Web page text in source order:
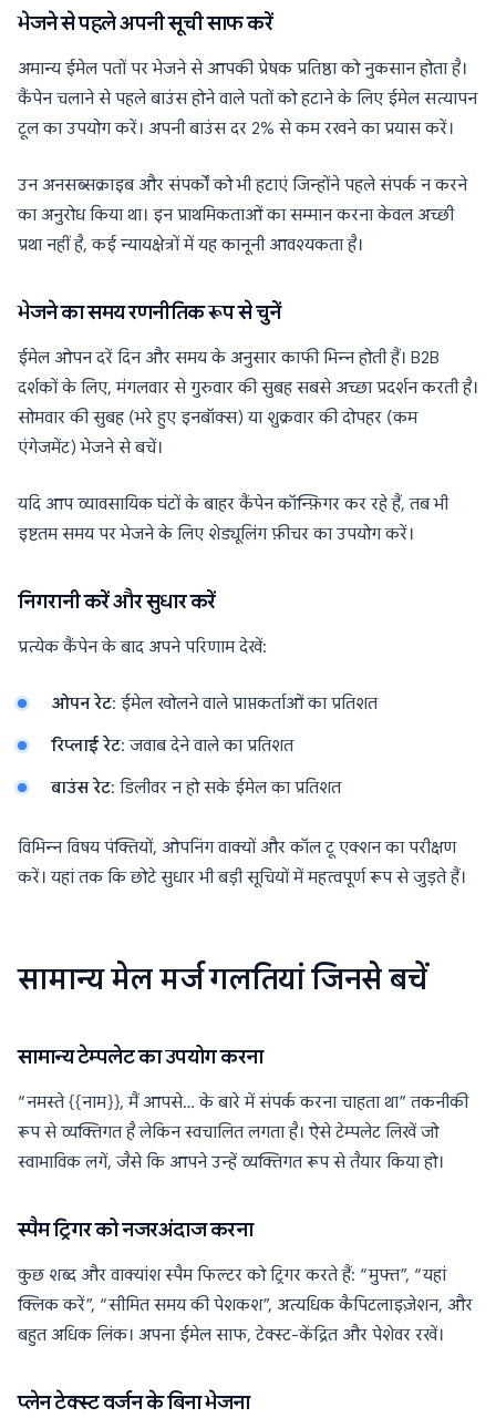
भेजने से पहले अपनी सूची साफ करें
अमान्य ईमेल पतों पर भेजने से आपकी प्रेषक प्रतिष्ठा को नुकसान होता है।
कैंपेन चलाने से पहले बाउंस होने वाले पतों को हटाने के लिए ईमेल सत्यापन
टूल का उपयोग करें। अपनी बाउंस दर 2% से कम रखने का प्रयास करें।
उन अनसब्सक्राइब और संपर्कों को भी हटाएं जिन्होंने पहले संपर्क न करने
का अनुरोध किया था। इन प्राथमिकताओं का सम्मान करना केवल अच्छी
प्रथा नहीं है, कई न्यायक्षेत्रों में यह कानूनी आवश्यकता है।
भेजने का समय रणनीतिक रूप से चुनें
ईमेल ओपन दरें दिन और समय के अनुसार काफी भिन्न होती हैं। B2B
दर्शकों के लिए, मंगलवार से गुरुवार की सुबह सबसे अच्छा प्रदर्शन करती है।
सोमवार की सुबह (भरे हुए इनबॉक्स) या शुक्रवार की दोपहर (कम
एंगेजमेंट) भेजने से बचें।
यदि आप व्यावसायिक घंटों के बाहर कैंपेन कॉन्फ़िगर कर रहे हैं, तब भी
इष्टतम समय पर भेजने के लिए शेड्यूलिंग फ़ीचर का उपयोग करें।
निगरानी करें और सुधार करें
प्रत्येक कैंपेन के बाद अपने परिणाम देखें:
ओपन रेट: ईमेल खोलने वाले प्राप्तकर्ताओं का प्रतिशत
रिप्लाई रेट: जवाब देने वाले का प्रतिशत
बाउंस रेट: डिलीवर न हो सके ईमेल का प्रतिशत
विभिन्न विषय पंक्तियों, ओपनिंग वाक्यों और कॉल टू एक्शन का परीक्षण
करें। यहां तक कि छोटे सुधार भी बड़ी सूचियों में महत्वपूर्ण रूप से जुड़ते हैं।
सामान्य मेल मर्ज गलतियां जिनसे बचें
सामान्य टेम्पलेट का उपयोग करना
“नमस्ते {{नाम}}, मैं आपसे… के बारे में संपर्क करना चाहता था” तकनीकी
रूप से व्यक्तिगत है लेकिन स्वचालित लगता है। ऐसे टेम्पलेट लिखें जो
स्वाभाविक लगें, जैसे कि आपने उन्हें व्यक्तिगत रूप से तैयार किया हो।
स्पैम ट्रिगर को नजरअंदाज करना
कुछ शब्द और वाक्यांश स्पैम फिल्टर को ट्रिगर करते हैं: “मुफ्त”, “यहां
क्लिक करें”, “सीमित समय की पेशकश”, अत्यधिक कैपिटलाइज़ेशन, और
बहुत अधिक लिंक। अपना ईमेल साफ, टेक्स्ट-केंद्रित और पेशेवर रखें।
प्लेन टेक्स्ट वर्जन के बिना भेजना